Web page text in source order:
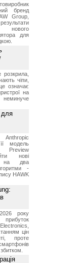
бренд
Group,
нового
для
чіпи,
означає
на
неминуче
для
модель
Preview
нові
на два
-
HAWK
року
прибуток
цін
проте